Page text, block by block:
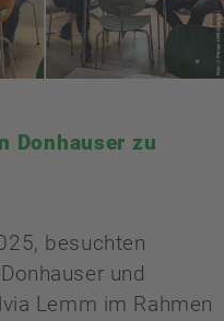
Donhauser zu
besuchten
und
Lemm im Rahmen